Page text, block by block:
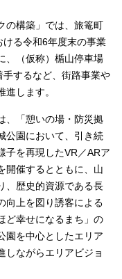
構築」では、旅篭町
る令和6年度末の事業
、（仮称）楯山停車場
するなど、街路事業や
します。
、「憩いの場・防災拠
公園において、引き続
子を再現したVR／ARア
開催するとともに、山
、歴史的資源である長
向上を図り誘客による
ど幸せになるまち」の
園を中心としたエリア
しながらエリアビジョ